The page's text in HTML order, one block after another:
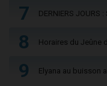
7 DERNIERS JOURS
8 Horaires du Jeûne
9 Elyana au buisson